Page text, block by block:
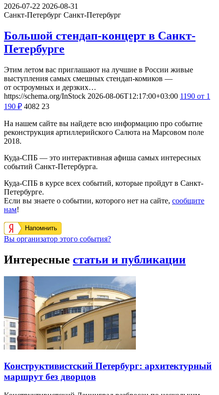
2026-07-22 2026-08-31
Санкт-Петербург Санкт-Петербург
Большой стендап-концерт в Санкт-
Петербурге
Этим летом вас приглашают на лучшие в России живые
выступления самых смешных стендап-комиков —
от остроумных и дерзких…
https://schema.org/InStock 2026-08-06T12:17:00+03:00 1190 от 1
190 ₽ 4082 23
На нашем сайте вы найдете всю информацию про событие
реконструкция артиллерийского Салюта на Марсовом поле
2018.
Куда-СПБ — это интерактивная афиша самых интересных
событий Санкт-Петербурга.
Куда-СПБ в курсе всех событий, которые пройдут в Санкт-
Петербурге.
Если вы знаете о событии, которого нет на сайте, сообщите
нам!
Напомнить
Вы организатор этого события?
Интересные статьи и публикации
Конструктивистский Петербург: архитектурный
маршрут без дворцов